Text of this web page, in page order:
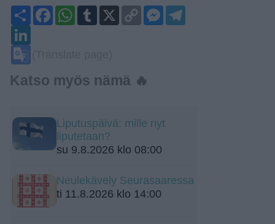
ShareFacebookWhatsApp
Tumblr
X
Copy
Link
Messenger
Katso myös nämä 🔥
Liputuspäivä: mille nyt
liputetaan?
su 9.8.2026 klo 08:00
Neulekävely Seurasaaressa
ti 11.8.2026 klo 14:00